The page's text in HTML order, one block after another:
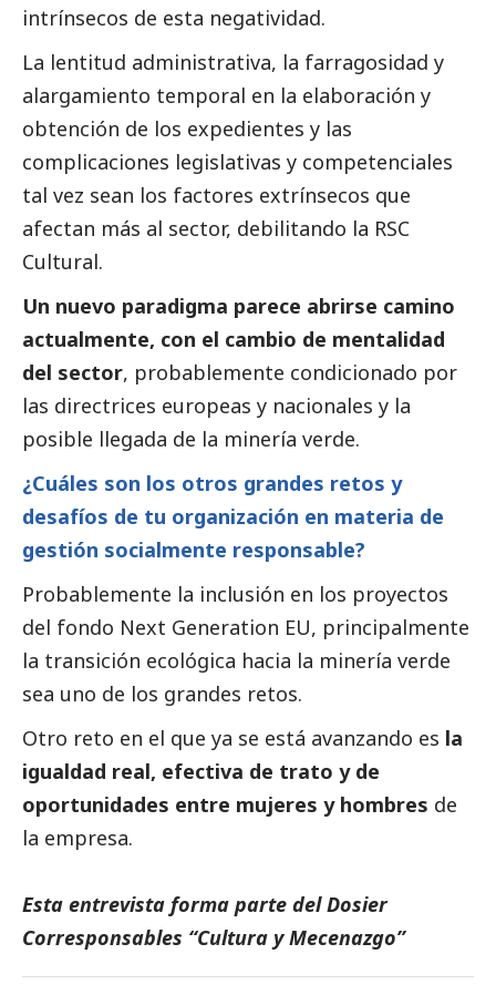
intrínsecos de esta negatividad.
La lentitud administrativa, la farragosidad y
alargamiento temporal en la elaboración y
obtención de los expedientes y las
complicaciones legislativas y competenciales
tal vez sean los factores extrínsecos que
afectan más al sector, debilitando la RSC
Cultural.
Un nuevo paradigma parece abrirse camino
actualmente, con el cambio de mentalidad
del sector, probablemente condicionado por
las directrices europeas y nacionales y la
posible llegada de la minería verde.
¿Cuáles son los otros grandes retos y
desafíos de tu organización en materia de
gestión socialmente responsable?
Probablemente la inclusión en los proyectos
del fondo Next Generation EU, principalmente
la transición ecológica hacia la minería verde
sea uno de los grandes retos.
Otro reto en el que ya se está avanzando es la
igualdad real, efectiva de trato y de
oportunidades entre mujeres y hombres de
la empresa.
Esta entrevista forma parte delDosier
Corresponsables “Cultura y Mecenazgo”